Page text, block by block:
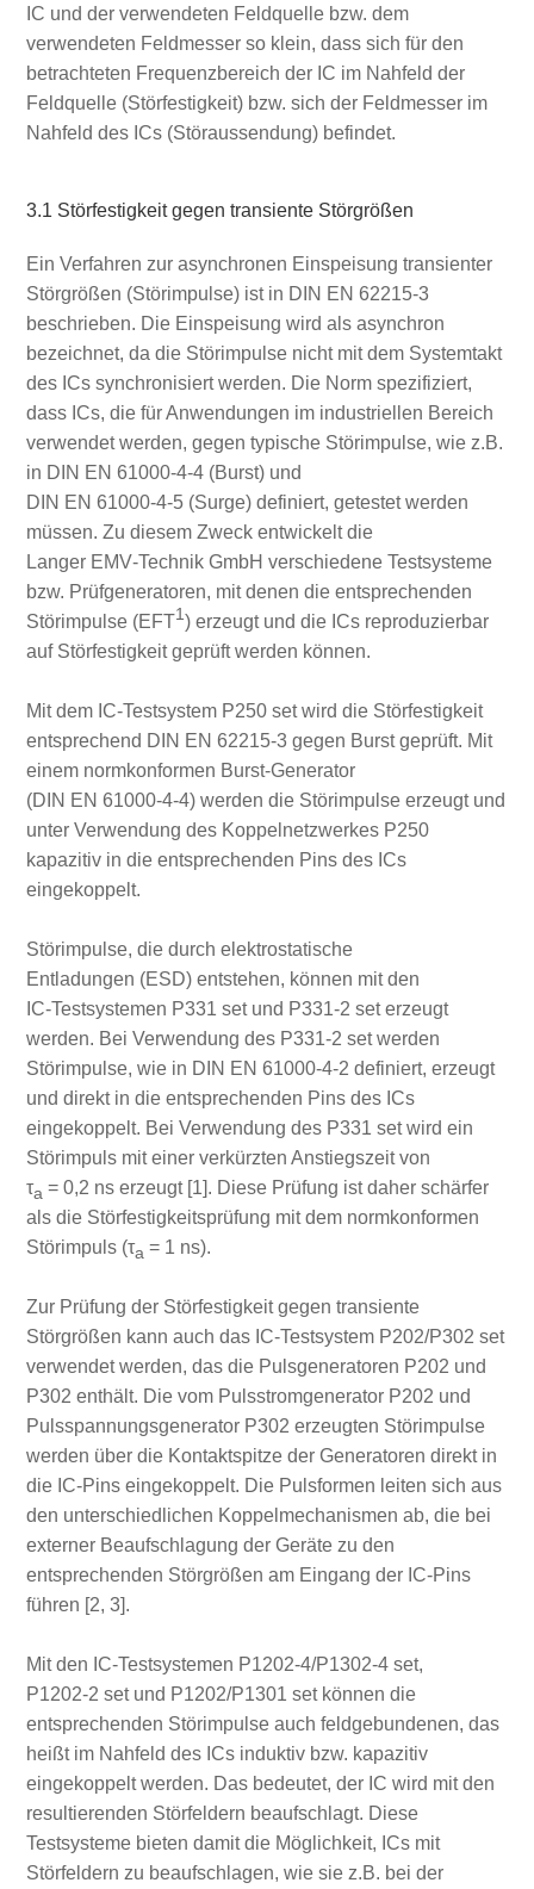
IC und der verwendeten Feldquelle bzw. dem
verwendeten Feldmesser so klein, dass sich für den
betrachteten Frequenzbereich der IC im Nahfeld der
Feldquelle (Störfestigkeit) bzw. sich der Feldmesser im
Nahfeld des ICs (Störaussendung) befindet.
3.1 Störfestigkeit gegen transiente Störgrößen
Ein Verfahren zur asynchronen Einspeisung transienter
Störgrößen (Störimpulse) ist in DIN EN 62215‑3
beschrieben. Die Einspeisung wird als asynchron
bezeichnet, da die Störimpulse nicht mit dem Systemtakt
des ICs synchronisiert werden. Die Norm spezifiziert,
dass ICs, die für Anwendungen im industriellen Bereich
verwendet werden, gegen typische Störimpulse, wie z.B.
in DIN EN 61000‑4‑4 (Burst) und
DIN EN 61000‑4‑5 (Surge) definiert, getestet werden
müssen. Zu diesem Zweck entwickelt die
Langer EMV‑Technik GmbH verschiedene Testsysteme
bzw. Prüfgeneratoren, mit denen die entsprechenden
Störimpulse (EFT1) erzeugt und die ICs reproduzierbar
auf Störfestigkeit geprüft werden können.
Mit dem IC‑Testsystem P250 set wird die Störfestigkeit
entsprechend DIN EN 62215‑3 gegen Burst geprüft. Mit
einem normkonformen Burst‑Generator
(DIN EN 61000‑4‑4) werden die Störimpulse erzeugt und
unter Verwendung des Koppelnetzwerkes P250
kapazitiv in die entsprechenden Pins des ICs
eingekoppelt.
Störimpulse, die durch elektrostatische
Entladungen (ESD) entstehen, können mit den
IC‑Testsystemen P331 set und P331‑2 set erzeugt
werden. Bei Verwendung des P331‑2 set werden
Störimpulse, wie in DIN EN 61000‑4‑2 definiert, erzeugt
und direkt in die entsprechenden Pins des ICs
eingekoppelt. Bei Verwendung des P331 set wird ein
Störimpuls mit einer verkürzten Anstiegszeit von
τa = 0,2 ns erzeugt [1]. Diese Prüfung ist daher schärfer
als die Störfestigkeitsprüfung mit dem normkonformen
Störimpuls (τa = 1 ns).
Zur Prüfung der Störfestigkeit gegen transiente
Störgrößen kann auch das IC‑Testsystem P202/P302 set
verwendet werden, das die Pulsgeneratoren P202 und
P302 enthält. Die vom Pulsstromgenerator P202 und
Pulsspannungsgenerator P302 erzeugten Störimpulse
werden über die Kontaktspitze der Generatoren direkt in
die IC‑Pins eingekoppelt. Die Pulsformen leiten sich aus
den unterschiedlichen Koppelmechanismen ab, die bei
externer Beaufschlagung der Geräte zu den
entsprechenden Störgrößen am Eingang der IC‑Pins
führen [2, 3].
Mit den IC‑Testsystemen P1202‑4/P1302‑4 set,
P1202‑2 set und P1202/P1301 set können die
entsprechenden Störimpulse auch feldgebundenen, das
heißt im Nahfeld des ICs induktiv bzw. kapazitiv
eingekoppelt werden. Das bedeutet, der IC wird mit den
resultierenden Störfeldern beaufschlagt. Diese
Testsysteme bieten damit die Möglichkeit, ICs mit
Störfeldern zu beaufschlagen, wie sie z.B. bei der